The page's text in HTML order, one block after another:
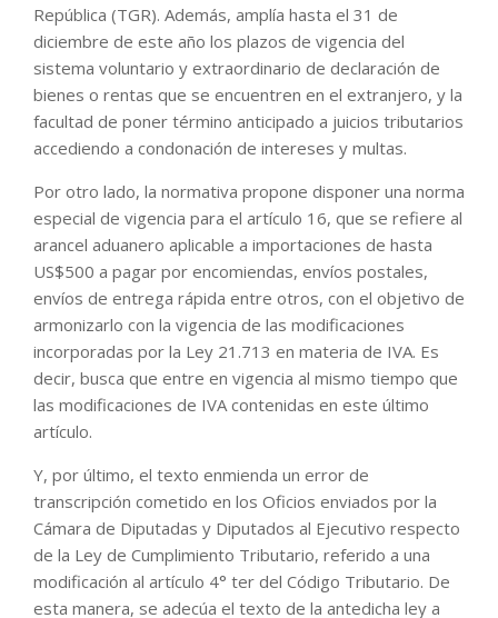
República (TGR). Además, amplía hasta el 31 de
diciembre de este año los plazos de vigencia del
sistema voluntario y extraordinario de declaración de
bienes o rentas que se encuentren en el extranjero, y la
facultad de poner término anticipado a juicios tributarios
accediendo a condonación de intereses y multas.
Por otro lado, la normativa propone disponer una norma
especial de vigencia para el artículo 16, que se refiere al
arancel aduanero aplicable a importaciones de hasta
US$500 a pagar por encomiendas, envíos postales,
envíos de entrega rápida entre otros, con el objetivo de
armonizarlo con la vigencia de las modificaciones
incorporadas por la Ley 21.713 en materia de IVA. Es
decir, busca que entre en vigencia al mismo tiempo que
las modificaciones de IVA contenidas en este último
artículo.
Y, por último, el texto enmienda un error de
transcripción cometido en los Oficios enviados por la
Cámara de Diputadas y Diputados al Ejecutivo respecto
de la Ley de Cumplimiento Tributario, referido a una
modificación al artículo 4° ter del Código Tributario. De
esta manera, se adecúa el texto de la antedicha ley a